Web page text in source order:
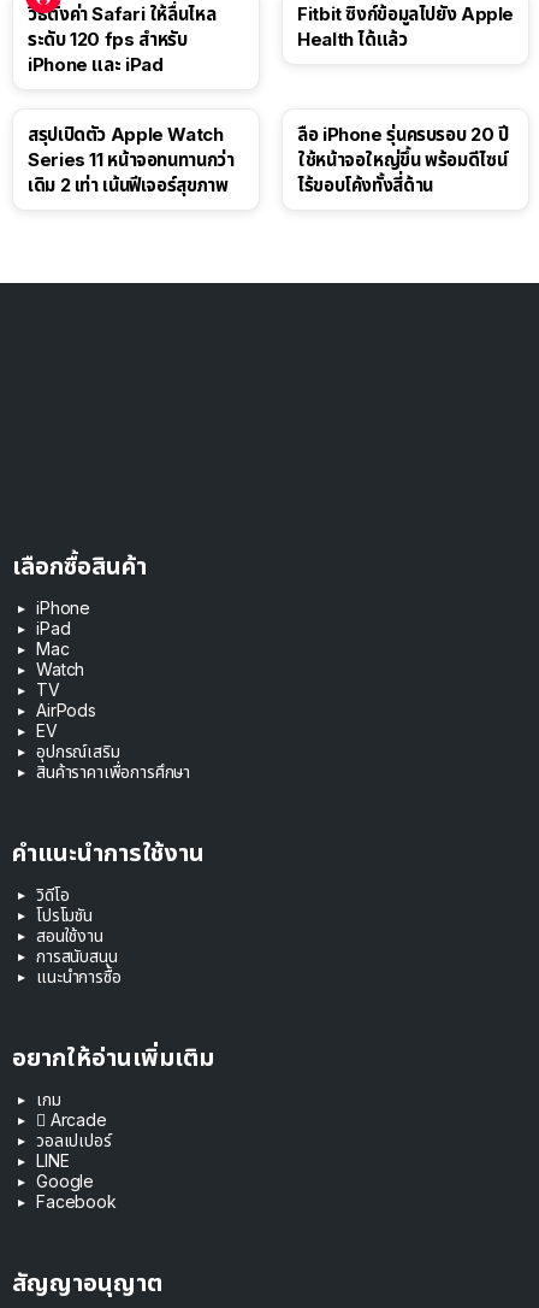
วิธีตั้งค่า Safari ให้ลื่นไหล
ระดับ 120 fps สำหรับ
iPhone และ iPad
Fitbit ซิงก์ข้อมูลไปยัง Apple
Health ได้แล้ว
สรุปเปิดตัว Apple Watch
Series 11 หน้าจอทนทานกว่า
เดิม 2 เท่า เน้นฟีเจอร์สุขภาพ
ลือ iPhone รุ่นครบรอบ 20 ปี
ใช้หน้าจอใหญ่ขึ้น พร้อมดีไซน์
ไร้ขอบโค้งทั้งสี่ด้าน
เลือกซื้อสินค้า
iPhone
iPad
Mac
Watch
TV
AirPods
EV
อุปกรณ์เสริม
สินค้าราคาเพื่อการศึกษา
คำแนะนำการใช้งาน
วิดีโอ
โปรโมชัน
สอนใช้งาน
การสนับสนุน
แนะนำการซื้อ
อยากให้อ่านเพิ่มเติม
เกม
 Arcade
วอลเปเปอร์
LINE
Google
Facebook
สัญญาอนุญาต